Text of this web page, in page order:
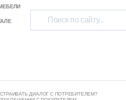
ДИАЛОГ С ПОТРЕБИТЕЛЕМ?